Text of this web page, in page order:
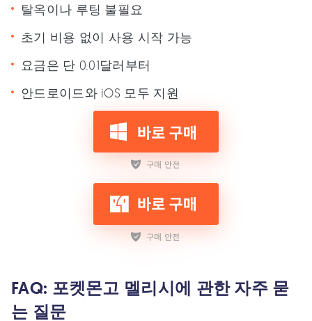
탈옥이나 루팅 불필요
초기 비용 없이 사용 시작 가능
요금은 단 0.01달러부터
안드로이드와 iOS 모두 지원
FAQ: 포켓몬고 멜리시에 관한 자주 묻
는 질문